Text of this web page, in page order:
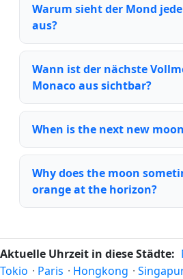
Warum sieht der Mond
aus?
Wann ist der nächste
Monaco aus sichtbar?
When is the next new
Why does the moon
orange at the horizon?
Aktuelle Uhrzeit in diese Städte:
Tokio · Paris · Hongkong ·